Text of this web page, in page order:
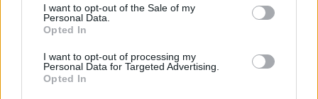
I want to opt-out of the Sale of my
Personal Data.
Opted In
I want to opt-out of processing my
Personal Data for Targeted Advertising.
Opted In
SHOWBIZ
αδιαπραγμάτευτη και μεγαλώνει
κάθε χρόνο. Χρόνια πολλά μπαμπά.».
Οι παικταράδες που δεν έγιναν ποτέ οι θρύλοι που
περιμέναμε